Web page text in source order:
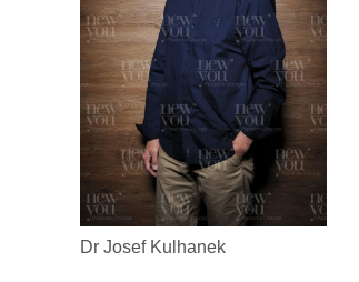
Dr Josef Kulhanek